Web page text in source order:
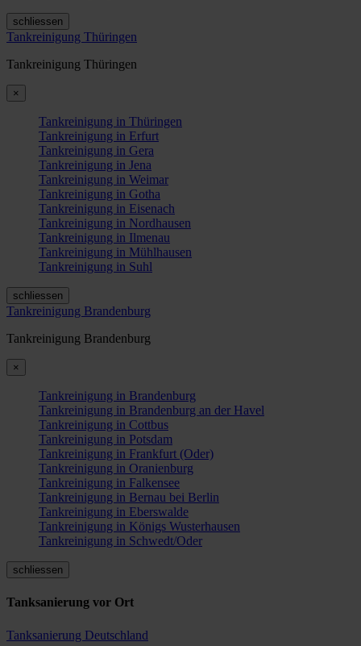
schliessen
Tankreinigung Thüringen
Tankreinigung Thüringen
×
Tankreinigung in Thüringen
Tankreinigung in Erfurt
Tankreinigung in Gera
Tankreinigung in Jena
Tankreinigung in Weimar
Tankreinigung in Gotha
Tankreinigung in Eisenach
Tankreinigung in Nordhausen
Tankreinigung in Ilmenau
Tankreinigung in Mühlhausen
Tankreinigung in Suhl
schliessen
Tankreinigung Brandenburg
Tankreinigung Brandenburg
×
Tankreinigung in Brandenburg
Tankreinigung in Brandenburg an der Havel
Tankreinigung in Cottbus
Tankreinigung in Potsdam
Tankreinigung in Frankfurt (Oder)
Tankreinigung in Oranienburg
Tankreinigung in Falkensee
Tankreinigung in Bernau bei Berlin
Tankreinigung in Eberswalde
Tankreinigung in Königs Wusterhausen
Tankreinigung in Schwedt/Oder
schliessen
Tanksanierung vor Ort
Tanksanierung Deutschland